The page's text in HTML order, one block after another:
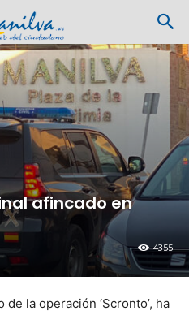
afincado en
4355
la operación ‘Scronto’, ha